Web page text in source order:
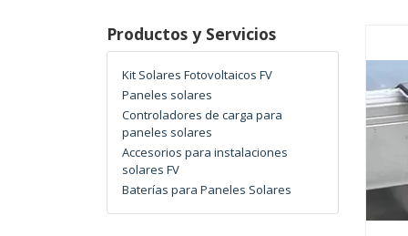
Productos y Servicios
Kit Solares Fotovoltaicos FV
Paneles solares
Controladores de carga para
paneles solares
Accesorios para instalaciones
solares FV
Baterías para Paneles Solares